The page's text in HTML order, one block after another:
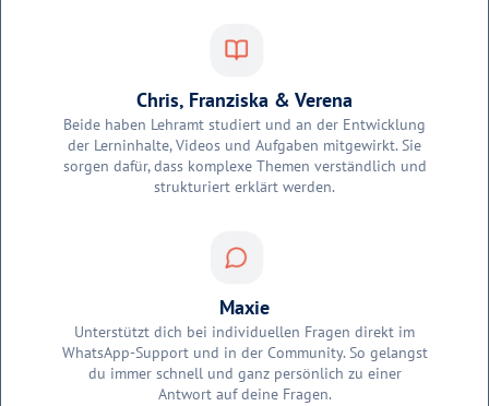
Chris, Franziska & Verena
Beide haben Lehramt studiert und an der Entwicklung
der Lerninhalte, Videos und Aufgaben mitgewirkt. Sie
sorgen dafür, dass komplexe Themen verständlich und
strukturiert erklärt werden.
Maxie
Unterstützt dich bei individuellen Fragen direkt im
WhatsApp-Support und in der Community. So gelangst
du immer schnell und ganz persönlich zu einer
Antwort auf deine Fragen.